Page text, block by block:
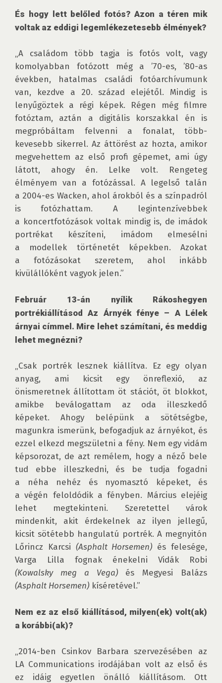
És hogy lett belőled fotós? Azon a téren mik
voltak az eddigi legemlékezetesebb élmények?
„A családom több tagja is fotós volt, vagy
komolyabban fotózott még a ’70-es, ’80-as
években, hatalmas családi fotóarchívumunk
van, kezdve a 20. század elejétől. Mindig is
lenyűgöztek a régi képek. Régen még filmre
fotóztam, aztán a digitális korszakkal én is
megpróbáltam felvenni a fonalat, több-
kevesebb sikerrel. Az áttörést az hozta, amikor
megvehettem az első profi gépemet, ami úgy
látott, ahogy én. Lelke volt. Rengeteg
élményem van a fotózással. A legelső talán
a 2004-es Wacken, ahol árokból és a színpadról
is fotózhattam. A legintenzívebbek
a koncertfotózások voltak mindig is, de imádok
portrékat készíteni, imádom elmesélni
a modellek történetét képekben. Azokat
a fotózásokat szeretem, ahol inkább
kivülállóként vagyok jelen.”
Február 13-án nyílik Rákoshegyen
portrékiállításod Az Árnyék fénye – A Lélek
árnyai címmel. Mire lehet számítani, és meddig
lehet megnézni?
„Csak portrék lesznek kiállítva. Ez egy olyan
anyag, ami kicsit egy önreflexió, az
önismeretnek állítottam öt stációt, öt blokkot,
amikbe beválogattam az oda illeszkedő
képeket. Ahogy belépünk a sötétségbe,
magunkra ismerünk, befogadjuk az árnyékot, és
ezzel elkezd megszületni a fény. Nem egy vidám
képsorozat, de azt remélem, hogy a néző bele
tud ebbe illeszkedni, és be tudja fogadni
a néha nehéz és nyomasztó képeket, és
a végén feloldódik a fényben. Március elejéig
lehet megtekinteni. Szeretettel várok
mindenkit, akit érdekelnek az ilyen jellegű,
kicsit sötétebb hangulatú portrék. A megnyitón
Lőrincz Karcsi (Asphalt Horsemen) és felesége,
(Kowalsky meg a Vega)
(Asphalt Horsemen) kíséretével.”
Nem ez az első kiállításod, milyen(ek) volt(ak)
a korábbi(ak)?
„2014-ben Csinkov Barbara szervezésében az
LA Commu­­nications irodájában volt az első és
ez idáig egyetlen önálló kiállításom. Ott